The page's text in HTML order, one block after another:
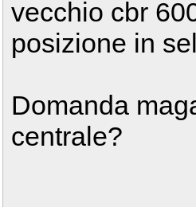
vecchio cbr
posizione in
Domanda
centrale?